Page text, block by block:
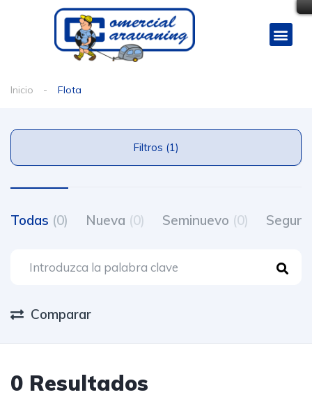
Inicio Flota
Filtros (1)
Todas (0) Nueva (0) Seminuevo (0)
Comparar
0 Resultados